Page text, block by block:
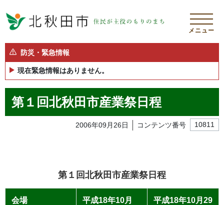
メニュー
防災・緊急情報
現在緊急情報はありません。
第１回北秋田市産業祭日程
2006年09月26日 コンテンツ番号 10811
第１回北秋田市産業祭日程
会場
平成18年10月
平成18年10月29